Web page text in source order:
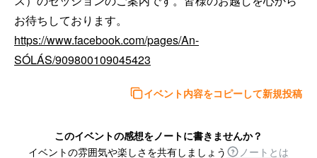
https://www.facebook.com/pages/An-
SÓLÁS/909800109045423
イベント内容をコピーして新規投稿
このイベントの感想をノートに書きませんか？
イベントの雰囲気や楽しさを共有しましょう
ノートとは